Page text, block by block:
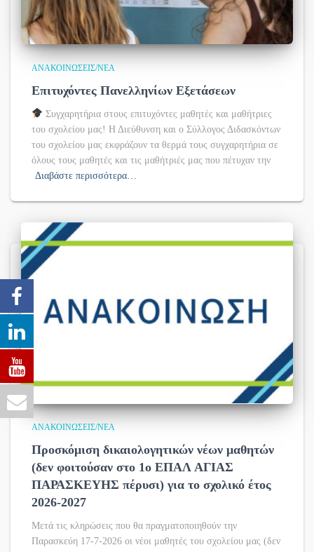
ΑΝΑΚΟΙΝΏΣΕΙΣ/ΝΈΑ
Επιτυχόντες Πανελληνίων Εξετάσεων
Συγχαρητήρια στους επιτυχόντες μαθητές και μαθήτριες
του σχολείου μας! Η Διεύθυνση και ο Σύλλογος Διδασκόντων
του σχολείου μας εκφράζουν τα θερμά τους συγχαρητήρια σε
όλους τους μαθητές και τις μαθήτριές μας που πέτυχαν την
Διαβάστε περισσότερα…
ΑΝΑΚΟΙΝΏΣΕΙΣ/ΝΈΑ
Προσκόμιση δικαιολογητικών νέων μαθητών
(δεν φοιτούσαν στο 1ο ΕΠΑΛ ΑΓΙΑΣ
ΠΑΡΑΣΚΕΥΗΣ πέρυσι) για το σχολικό έτος
2026-2027
Μετά τις κληρώσεις που θα πραγματοποιηθούν την
Παρασκεύη 17-7-2026 οι νέοι μαθητές του σχολείου μας (δεν